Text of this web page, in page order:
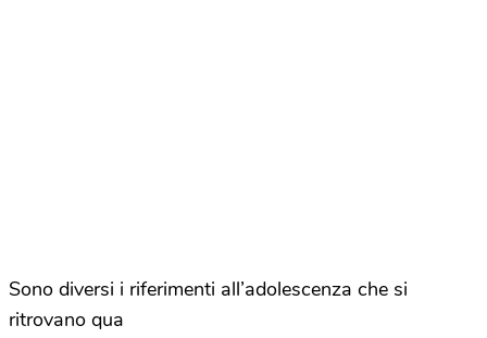
Sono diversi i riferimenti all’adolescenza che si
ritrovano qua